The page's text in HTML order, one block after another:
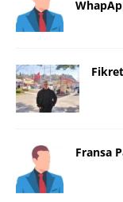
Fransa